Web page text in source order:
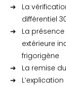
La
différentiel
La
extérieure
frigorigène
La remise